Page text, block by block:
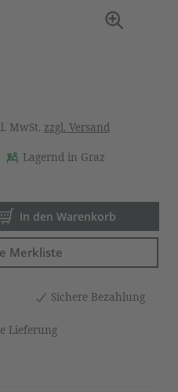
MwSt. zzgl. Versand
Lagernd in Graz
Anzahl: Gib den
In den Warenkorb
Merkliste
Sichere Bezahlung
Lieferung